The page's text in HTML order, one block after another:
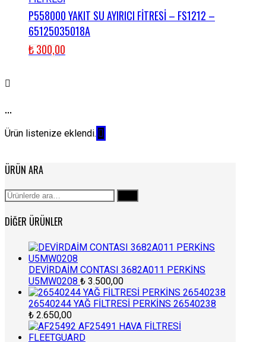
P558000 YAKIT SU AYIRICI FİTRESİ – FS1212 –
65125035018A
₺300,00
...
Ürün listenize eklendi.
ÜRÜN ARA
Ara:
DIĞER ÜRÜNLER
DEVİRDAİM CONTASI 3682A011 PERKİNS
U5MW0208 ₺ 3.500,00
26540244 YAĞ FİLTRESİ PERKİNS 26540238
₺ 2.650,00